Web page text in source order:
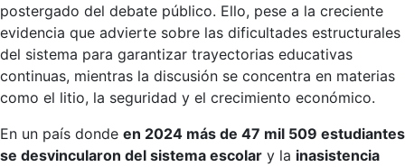
postergado del debate público. Ello, pese a la creciente
evidencia que advierte sobre las dificultades estructurales
del sistema para garantizar trayectorias educativas
continuas, mientras la discusión se concentra en materias
como el litio, la seguridad y el crecimiento económico.
En un país donde en 2024 más de 47 mil 509 estudiantes
se desvincularon del sistema escolar y la inasistencia